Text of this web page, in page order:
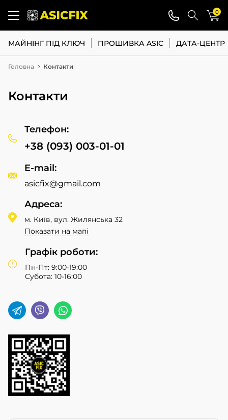
0
МАЙНІНГ ПІД КЛЮЧ ПРОШИВКА ASIC ДАТА-ЦЕНТР
Головна Контакти
Контакти
Телефон:
+38 (093) 003-01-01
E-mail:
asicfix@gmail.com
Адреса:
м. Київ, вул. Жилянська 32
Показати на мапі
Графік роботи:
Пн-Пт: 9:00-19:00
Субота: 10-16:00